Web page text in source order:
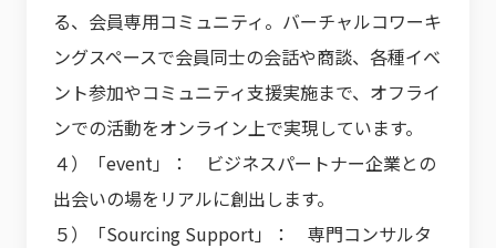
る、会員専用コミュニティ。バーチャルコワーキ
ングスペースで会員同士の会話や商談、各種イベ
ント参加やコミュニティ支援実施まで、オフライ
ンでの活動をオンライン上で実現しています。
４）「event」： ビジネスパートナー企業との
出会いの場をリアルに創出します。
５）「Sourcing Support」： 専門コンサルタ